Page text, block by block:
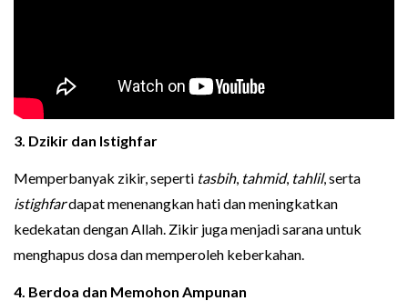
3. Dzikir dan Istighfar
Memperbanyak zikir, seperti tasbih, tahmid, tahlil, serta
istighfardapat menenangkan hati dan meningkatkan
kedekatan dengan Allah. Zikir juga menjadi sarana untuk
menghapus dosa dan memperoleh keberkahan.
4. Berdoa dan Memohon Ampunan